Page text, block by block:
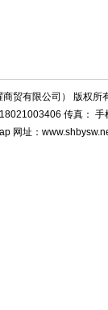
贸有限公司） 版权所
传真： 手
网址：